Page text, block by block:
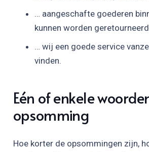
… aangeschafte goederen
kunnen worden
… wij een goede service
vinden.
Eén of enkele
opsomming
Hoe korter de opsommingen zijn,